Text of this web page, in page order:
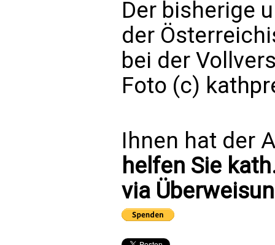
Der bisherige
der
bei der
Foto (c)
Ihnen hat der
helfen Sie
via